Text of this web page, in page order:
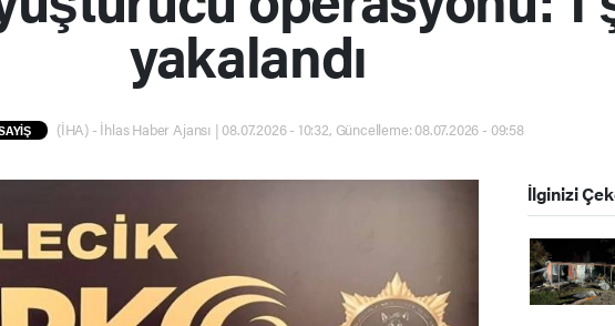
yakalandı
(İHA) - İhlas Haber Ajansı | 08.07.2026 - 10:32, Güncelleme: 08.07.2026 - 09:58
İlginizi